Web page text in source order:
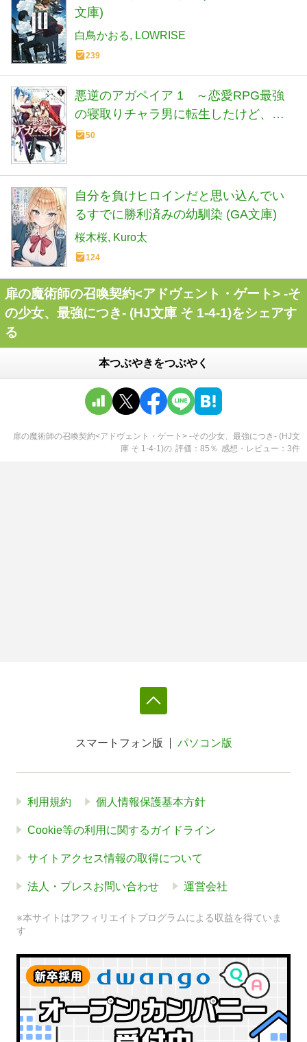
文庫)
白鳥かおる LOWRISE
239
悪逆のアガペイア 1 ～恋愛RPG最強
の寝取りチャラ男に転生したけど、俺
は絶対に寝取ったりしない！～ (HJ文庫
50
自分を負けヒロインだと思い込んでい
るすでに勝利済みの幼馴染 (GA文庫)
桜木桜 Kuro太
124
扉の魔術師の召喚契約<アドヴェント・ゲート> -そ
の少女、最強につき- (HJ文庫 そ 1-4-1)をシェアす
る
本つぶやきをつぶやく
扉の魔術師の召喚契約<アドヴェント・ゲート> -その少女、最強につき- (HJ文
庫 そ 1-4-1)の 評価 85 ％ 感想・レビュー 3件
スマートフォン版 パソコン版
利用規約 個人情報保護基本方針
Cookie等の利用に関するガイドライン
サイトアクセス情報の取得について
法人・プレスお問い合わせ 運営会社
※本サイトはアフィリエイトプログラムによる収益を得ていま
す